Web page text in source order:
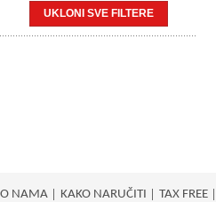
UKLONI SVE FILTERE
O NAMA KAKO NARUČITI TAX FREE